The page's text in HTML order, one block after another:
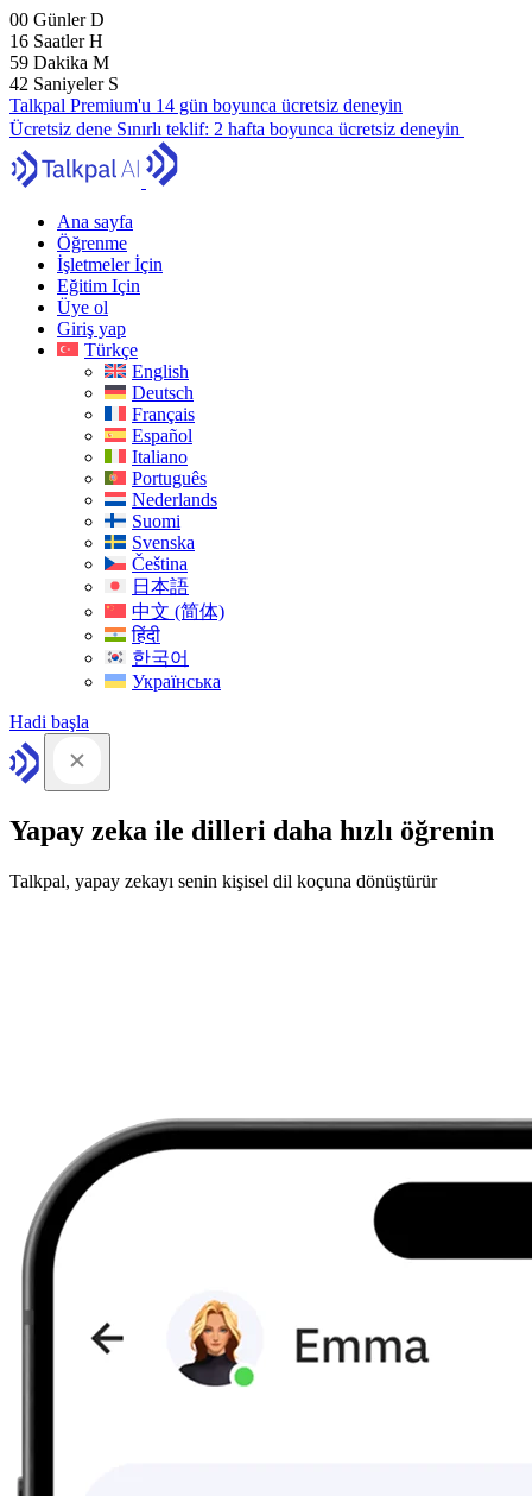
00 GünlerD
16 SaatlerH
59 Dakika M
41 Saniyeler S
Talkpal Premium'u 14 gün boyunca ücretsiz deneyin
Ücretsiz dene Sınırlı teklif: 2 hafta boyunca ücretsiz deneyin
Ana sayfa
Öğrenme
İşletmeler İçin
Eğitim Için
Üye ol
Giriş yap
Türkçe
English
Deutsch
Français
Español
Italiano
Português
Nederlands
Suomi
Svenska
Čeština
日本語
中文 (简体)
हिंदी
한국어
Українська
Hadi başla
Yapay zeka ile dilleri daha hızlı öğrenin
Talkpal, yapay zekayı senin kişisel dil koçuna dönüştürür